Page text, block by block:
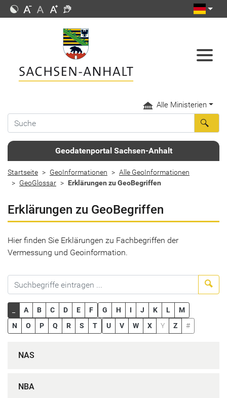
Alle Ministerien
Geodatenportal Sachsen-Anhalt
Startseite GeoInformationen
Alle GeoInformationen
GeoGlossar
Erklärungen zu GeoBegriffen
Erklärungen zu GeoBegriffen
Hier finden Sie Erklärungen zu Fachbegriffen der
Vermessung und Geoinformation.
A B C D E F G H I J K L
M
N
O P Q R S T U V W X Y Z #
NAS
NBA